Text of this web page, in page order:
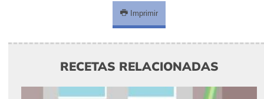
Imprimir
RECETAS RELACIONADAS